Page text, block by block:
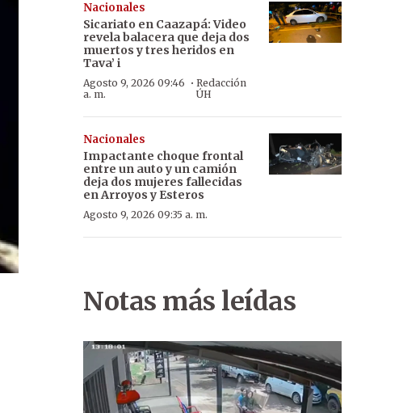
Nacionales
Sicariato en Caazapá: Video
revela balacera que deja dos
muertos y tres heridos en
Tava’ i
Agosto 9, 2026 09:46
a. m.
·Redacción
ÚH
Nacionales
Impactante choque frontal
entre un auto y un camión
deja dos mujeres fallecidas
en Arroyos y Esteros
Agosto 9, 2026 09:35 a. m.
Notas más leídas